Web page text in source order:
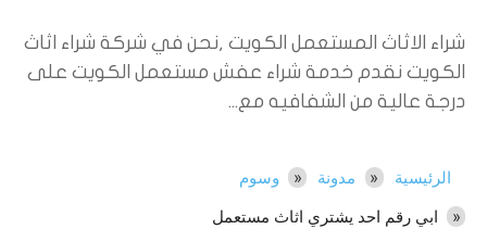
الرئيسية مدونة
وسوم
ابي رقم احد يشتري اثاث مستعمل
شراء الاثاث المستعمل الكويت ,نحن في شركة شراء اثاث
الكويت نقدم خدمة شراء عفش مستعمل الكويت على
درجة عالية من الشفافيه مع...